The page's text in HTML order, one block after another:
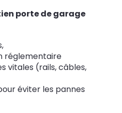
porte de garage
réglementaire
vitales (rails, câbles,
éviter les pannes